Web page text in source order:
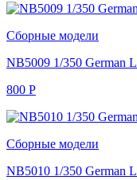
Сборные модели
NB5009 1/350 German
800 Р
Сборные модели
NB5010 1/350 German